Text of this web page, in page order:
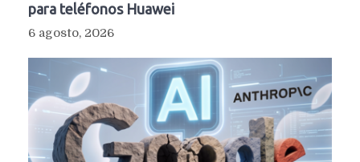
para teléfonos Huawei
6 agosto, 2026